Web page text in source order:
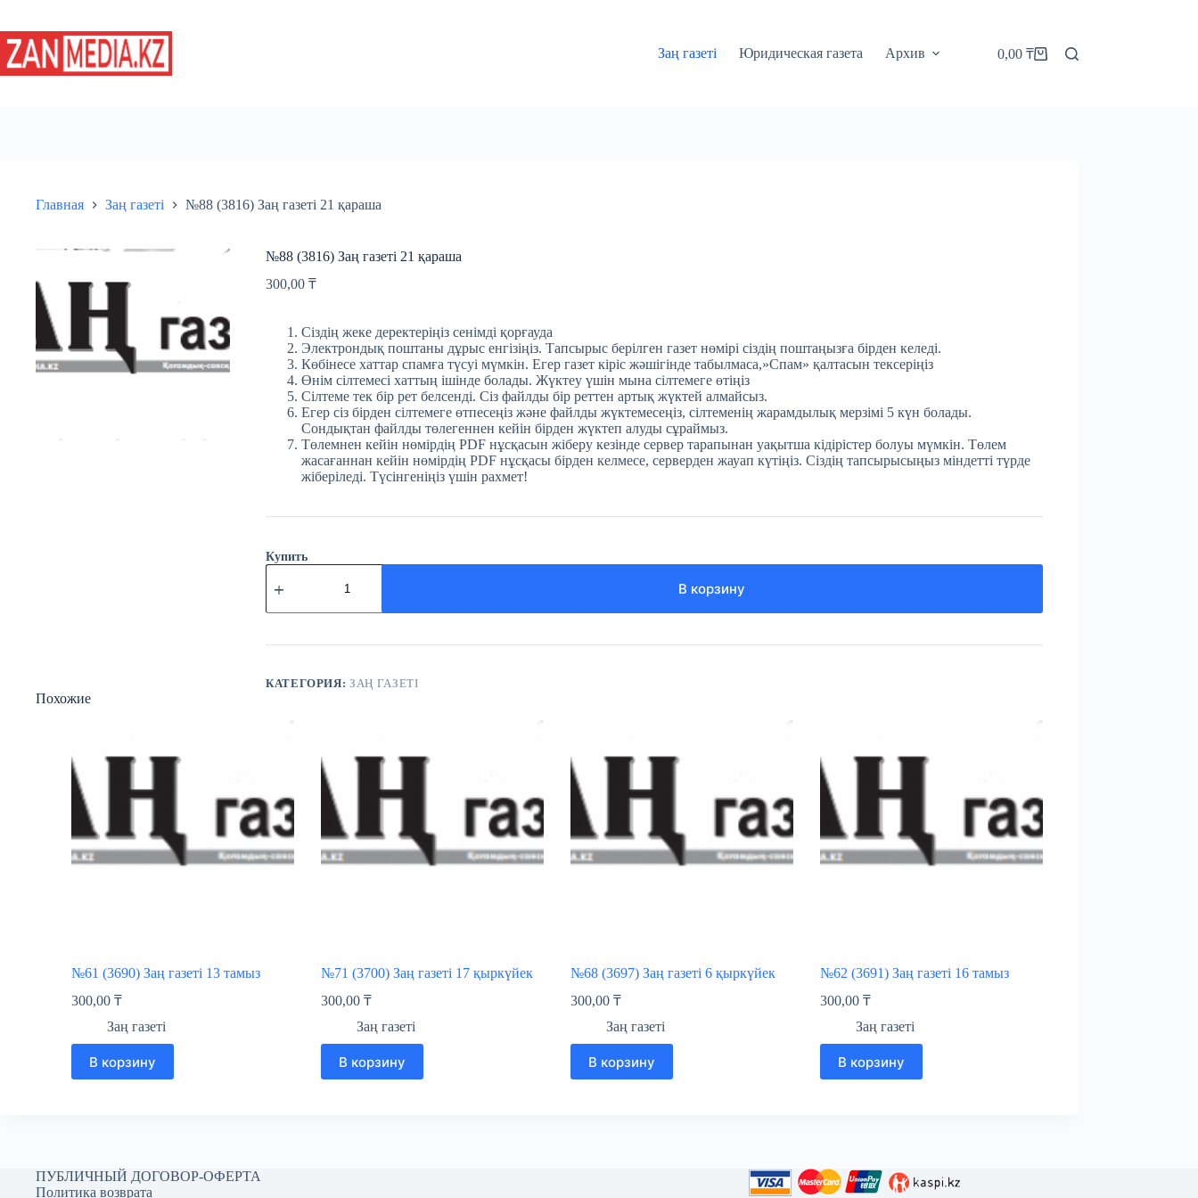
сути
Заң газеті
Юридическая газета Архив Корзина
0,00 ₸
Главная Заң газеті №88 (3816) Заң газеті 21 қараша
№88 (3816) Заң газеті 21 қараша
300,00 ₸
Сіздің жеке деректеріңіз сенімді қорғауда
Электрондық поштаны дұрыс енгізіңіз. Тапсырыс берілген газет нөмірі сіздің поштаңызға бірден келеді.
Көбінесе хаттар спамға түсуі мүмкін. Егер газет кіріс жәшігінде табылмаса,»Спам» қалтасын тексеріңіз
Өнім сілтемесі хаттың ішінде болады. Жүктеу үшін мына сілтемеге өтіңіз
Сілтеме тек бір рет белсенді. Сіз файлды бір реттен артық жүктей алмайсыз.
Егер сіз бірден сілтемеге өтпесеңіз және файлды жүктемесеңіз, сілтеменің жарамдылық мерзімі 5 күн болады.
Сондықтан файлды төлегеннен кейін бірден жүктеп алуды сұраймыз.
Төлемнен кейін нөмірдің PDF нұсқасын жіберу кезінде сервер тарапынан уақытша кідірістер болуы мүмкін. Төлем
жасағаннан кейін нөмірдің PDF нұсқасы бірден келмесе, серверден жауап күтіңіз. Сіздің тапсырысыңыз міндетті түрде
жіберіледі. Түсінгеніңіз үшін рахмет!
Купить
Количество
товара
(3816)
газеті
қараша
В корзину
КАТЕГОРИЯ:ЗАҢ ГАЗЕТІ
Похожие
№61 (3690) Заң газеті 13 тамыз
300,00 ₸
Заң газеті
В корзину
№71 (3700) Заң газеті 17 қыркүйек
300,00 ₸
Заң газеті
В корзину
№68 (3697) Заң газеті 6 қыркүйек
300,00 ₸
Заң газеті
В корзину
№62 (3691) Заң газеті 16 тамыз
300,00 ₸
Заң газеті
В корзину
ПУБЛИЧНЫЙ ДОГОВОР-ОФЕРТА
Политика возврата